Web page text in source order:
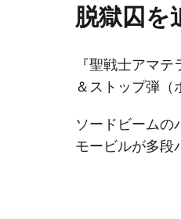
脱獄囚を
『聖戦士アマ
＆ストップ弾
ソードビームの
モービルが多段